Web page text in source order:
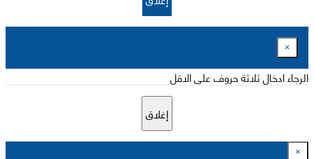
×
الرجاء ادخال ثلاثة حروف على الاقل
إغلاق
×